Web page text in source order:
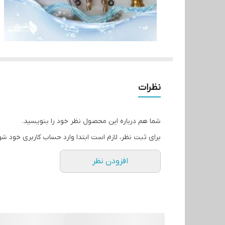
نظرات
شما هم درباره این محصول نظر خود را بنویسید.
برای ثبت نظر، لازم است ابتدا وارد حساب کاربری خود
افزودن نظر